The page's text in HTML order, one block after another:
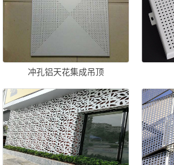
冲孔铝天花集成吊顶